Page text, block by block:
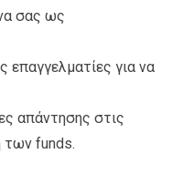
σας ως
επαγγελματίες για να
απάντησης στις
των funds.